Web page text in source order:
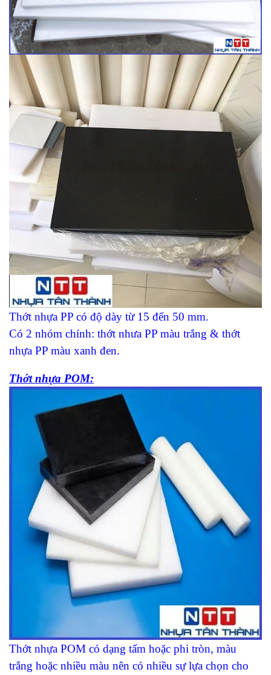
Thớt nhựa PP có độ dày từ 15 đến 50 mm.
Có 2 nhóm chính: thớt nhưa PP màu trắng & thớt
nhựa PP màu xanh đen.
Thớt nhựa POM:
Thớt nhựa POM có dạng tấm hoặc phi tròn, màu
trắng hoặc nhiều màu nên có nhiều sự lựa chọn cho